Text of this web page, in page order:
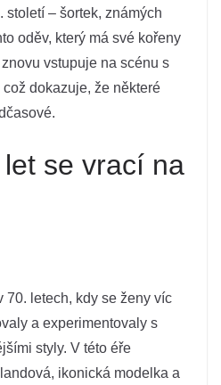
– šortek, známých
oděv, který má své kořeny
vstupuje na scénu s
dokazuje, že některé
se vrací na
70. letech, kdy se ženy víc
a experimentovaly s
styly. V této éře
ikonická modelka a